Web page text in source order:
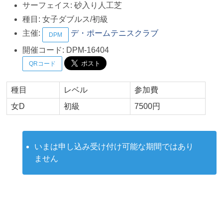
サーフェイス: 砂入り人工芝
種目: 女子ダブルス/初級
主催:
DPM
デ・ポームテニスクラブ
開催コード: DPM-16404
QRコード
種目 レベル
参加費
女D
初級 7500円
いまは申し込み受け付け可能な期間ではあり
ません